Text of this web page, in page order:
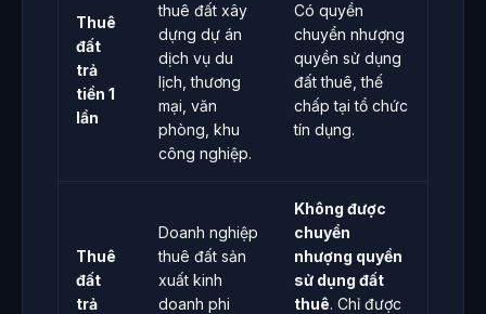
Thuê
đất
trả
tiền 1
lần
thuê đất xây
dựng dự án
dịch vụ du
lịch, thương
mại, văn
phòng, khu
công nghiệp.
Có quyền
chuyển nhượng
quyền sử dụng
đất thuê, thế
chấp tại tổ chức
tín dụng.
Thuê
đất
trả
Doanh nghiệp
thuê đất sản
xuất kinh
doanh phi
Không được
chuyển
nhượng quyền
sử dụng đất
thuê. Chỉ được